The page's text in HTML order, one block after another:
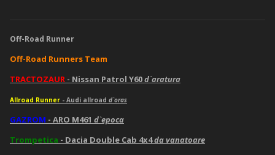
Off-Road Runner
Off-Road Runners Team
TRACTOZAUR - Nissan Patrol Y60d`aratura
Allroad Runner - Audi allroad d`oras
GAZROM - ARO M461 d`epoca
Trompetica - Dacia Double Cab 4x4da vanatoare